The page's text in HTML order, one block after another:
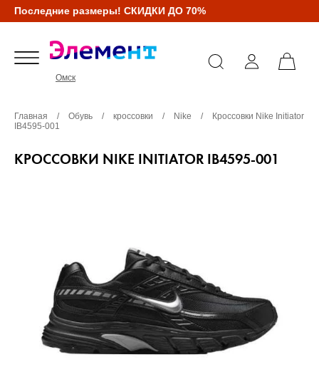
Последние размеры! СКИДКИ ДО 70%
Омск
Главная / Обувь / кроссовки / Nike /
Кроссовки Nike Initiator
IB4595-001
КРОССОВКИ NIKE INITIATOR IB4595-001